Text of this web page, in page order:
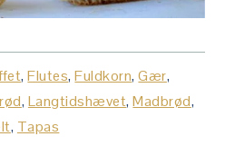
,Flutes,Fuldkorn,Gær,
, Langtidshævet,Madbrød,
, Tapas